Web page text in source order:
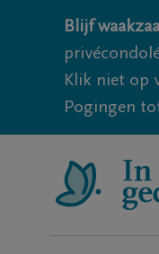
Blijf
Klik niet op
Pogingen